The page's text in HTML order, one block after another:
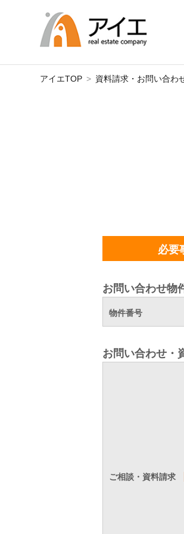
アイエTOP 資料請求・お問い合わ
必要
お問い合わせ物
物件番号
お問い合わせ・
ご相談・資料請求